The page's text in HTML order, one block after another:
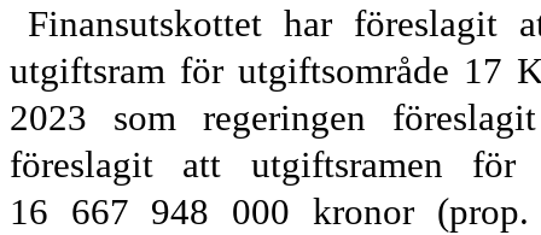
Finansutskottet har föreslagit
utgiftsram för utgiftsområde 17
2023 som regeringen
föreslagit att utgiftsramen för
16 667 948 000 kronor